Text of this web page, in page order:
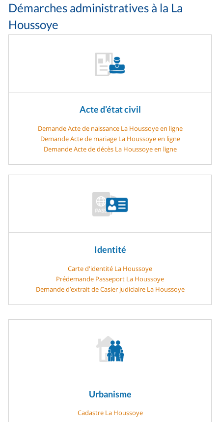
Démarches administratives à la La
Houssoye
Acte d’état civil
Demande Acte de naissance La Houssoye en ligne
Demande Acte de mariage La Houssoye en ligne
Demande Acte de décès La Houssoye en ligne
Identité
Carte d'identité La Houssoye
Prédemande Passeport La Houssoye
Demande d’extrait de Casier judiciaire La Houssoye
Urbanisme
Cadastre La Houssoye